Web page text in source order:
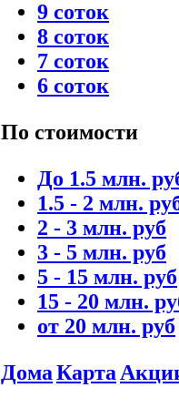
9 соток
8 соток
7 соток
6 соток
По стоимости
До 1.5 млн.
1.5 - 2 млн.
2 - 3 млн. руб
3 - 5 млн. руб
5 - 15 млн. руб
15 - 20 млн.
от 20 млн. руб
ДомаКарта